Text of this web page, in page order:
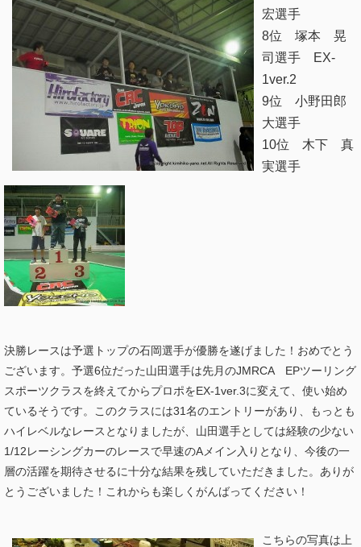
宏選手
8位 塚本 晃
司選手 EX-
1ver.2
9位 小野田郎
大選手
10位 木下 真
実選手
決勝レースは予選トップの石岡選手が優勝を遂げました！おめでとう
ございます。予選6位だった山田選手は先月のJMRCA EPツーリング
スポーツクラスを終えてからプロポをEX-1ver.3に変えて、使い始め
ているそうです。このクラスには31名のエントリーがあり、もっとも
ハイレベルなレースとなりましたが、山田選手としては経験の少ない
1/12レーシングカーのレースで早速のAメイン入りとなり、今後の一
層の活躍を期待させるに十分な結果を残していただきました。ありが
とうございました！これからも楽しくがんばってください！
こちらの写真は上